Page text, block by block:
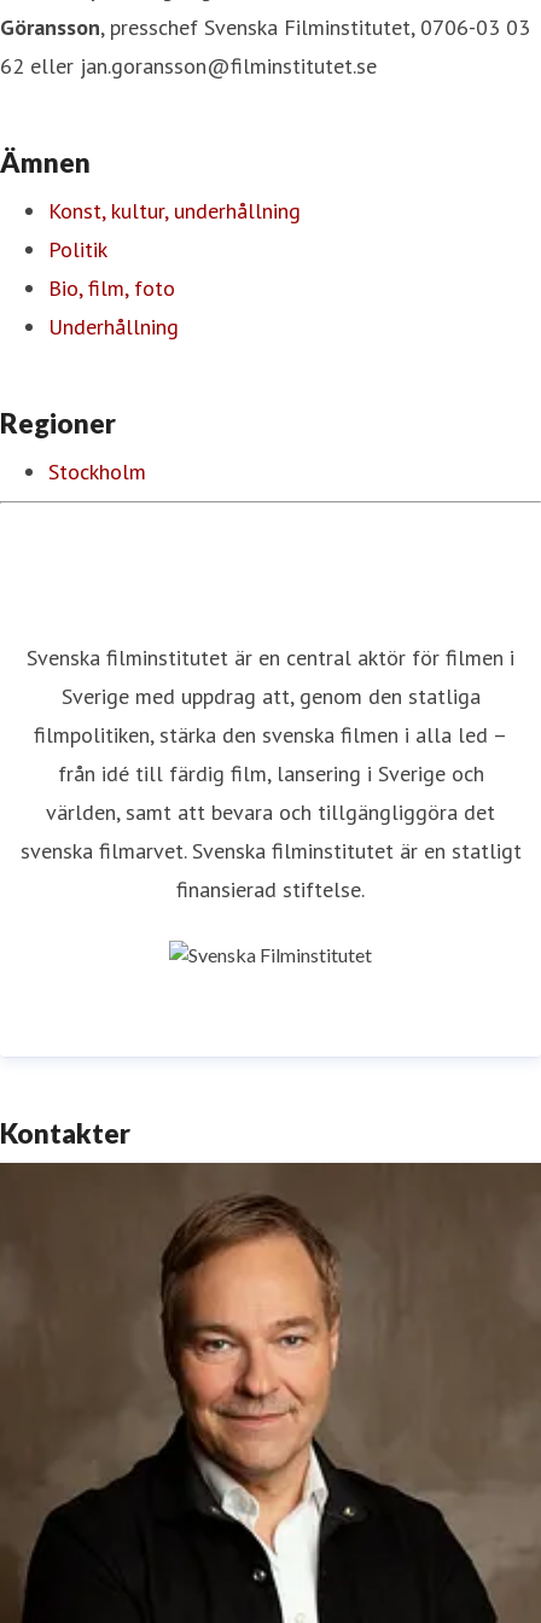
Göransson, presschef Svenska Filminstitutet, 0706-03 03
62 eller jan.goransson@filminstitutet.se
Ämnen
Konst, kultur, underhållning
Politik
Bio, film, foto
Underhållning
Regioner
Stockholm
Svenska filminstitutet är en central aktör för filmen i
Sverige med uppdrag att, genom den statliga
filmpolitiken, stärka den svenska filmen i alla led –
från idé till färdig film, lansering i Sverige och
världen, samt att bevara och tillgängliggöra det
svenska filmarvet. Svenska filminstitutet är en statligt
finansierad stiftelse.
Kontakter